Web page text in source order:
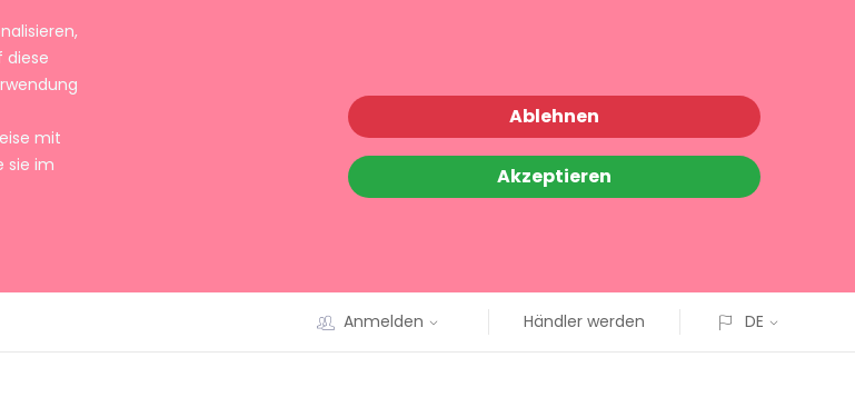
diese
mit
sie im
Ablehnen
Akzeptieren
Anmelden Händler werden DE